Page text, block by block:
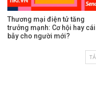
Thương mại điện tử tăng
trưởng mạnh: Cơ hội hay cái
bẫy cho người mới?